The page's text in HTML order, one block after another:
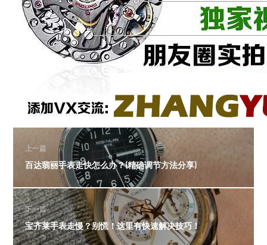
上一篇
百达翡丽手表走快怎么办？(精确调节方法分享)
下一篇
宝齐莱手表走慢？别慌！这里有快速解决技巧！